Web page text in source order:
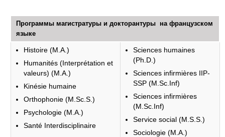
Программы магистратуры и докторантуры на французском
языке
Histoire (M.A.)
Humanités (Interprétation et
valeurs) (M.A.)
Kinésie humaine
Orthophonie (M.Sc.S.)
Psychologie (M.A.)
Santé Interdisciplinaire
Sciences humaines
(Ph.D.)
Sciences infirmières IIP-
SSP (M.Sc.Inf)
Sciences infirmières
(M.Sc.Inf)
Service social (M.S.S.)
Sociologie (M.A.)